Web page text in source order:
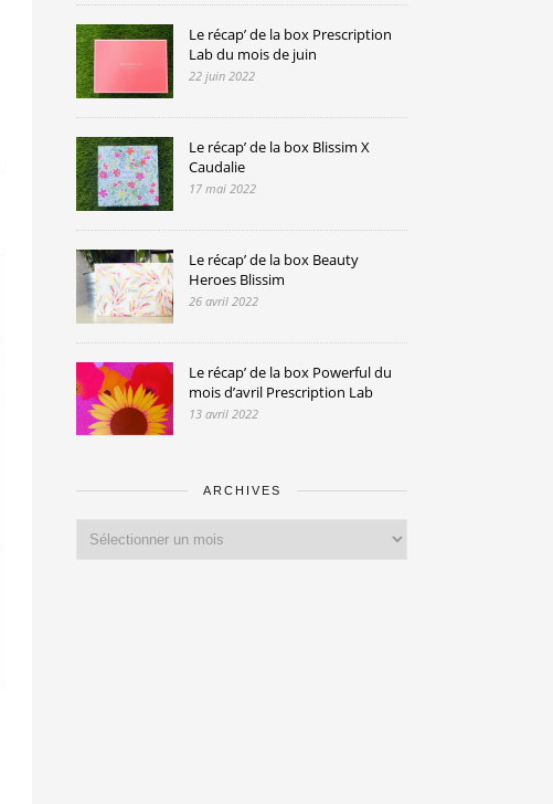
Le récap’ de la box Prescription
Lab du mois de juin
22 juin 2022
Le récap’ de la box Blissim X
Caudalie
17 mai 2022
Le récap’ de la box Beauty
Heroes Blissim
26 avril 2022
Le récap’ de la box Powerful du
mois d’avril Prescription Lab
13 avril 2022
ARCHIVES